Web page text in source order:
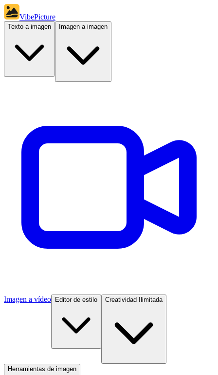
VibePicture
Texto a imagen Imagen a imagen
Imagen a vídeo Editor de estilo Creatividad Ilimitada
Herramientas de imagen